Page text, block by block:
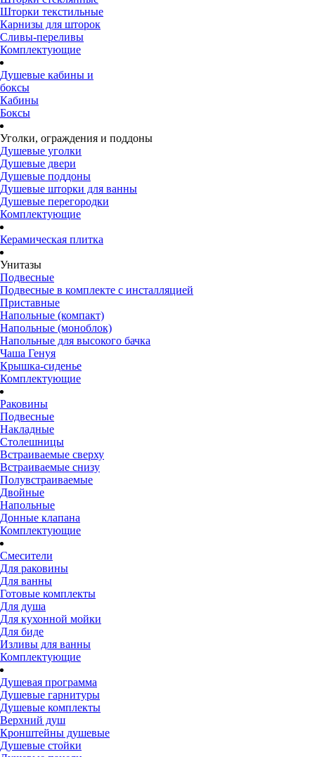
Шторки текстильные
Карнизы для шторок
Сливы-переливы
Комплектующие
Душевые кабины и
боксы
Кабины
Боксы
Уголки, ограждения и поддоны
Душевые уголки
Душевые двери
Душевые поддоны
Душевые шторки для ванны
Душевые перегородки
Комплектующие
Керамическая плитка
Унитазы
Подвесные
Подвесные в комплекте с инсталляцией
Приставные
Напольные (компакт)
Напольные (моноблок)
Напольные для высокого бачка
Чаша Генуя
Крышка-сиденье
Комплектующие
Раковины
Подвесные
Накладные
Столешницы
Встраиваемые сверху
Встраиваемые снизу
Полувстраиваемые
Двойные
Напольные
Донные клапана
Комплектующие
Смесители
Для раковины
Для ванны
Готовые комплекты
Для душа
Для кухонной мойки
Для биде
Изливы для ванны
Комплектующие
Душевая программа
Душевые гарнитуры
Душевые комплекты
Верхний душ
Кронштейны душевые
Душевые стойки